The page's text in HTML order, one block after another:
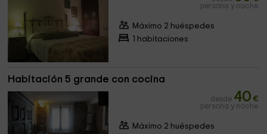
persona y noche
Máximo 2 huéspedes
1 habitaciones
Habitación 5 grande con cocina
desde 40 €
persona y noche
Máximo 2 huéspedes